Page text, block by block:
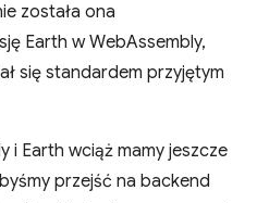
została ona
Earth w WebAssembly,
się standardem przyjętym
i Earth wciąż mamy jeszcze
przejść na backend